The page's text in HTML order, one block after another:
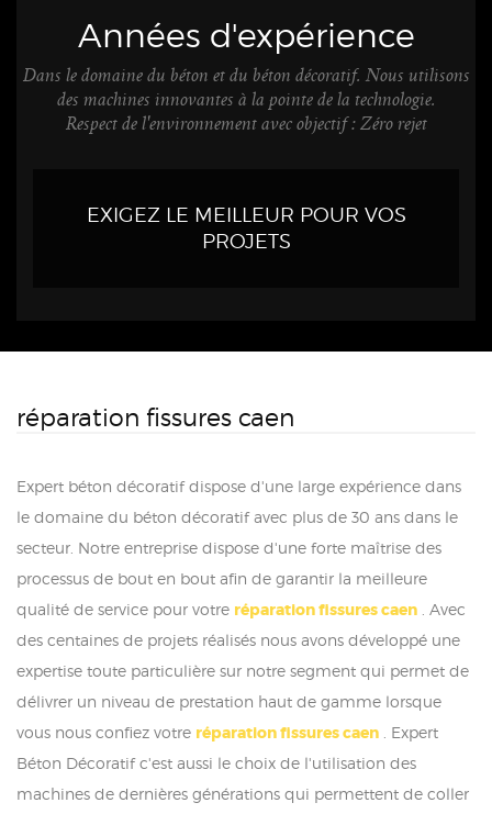
Années d'expérience
Dans le domaine du béton et du béton décoratif. Nous utilisons
des machines innovantes à la pointe de la technologie.
Respect de l'environnement avec objectif : Zéro rejet
EXIGEZ LE MEILLEUR POUR VOS
PROJETS
réparation fissures caen
Expert béton décoratif dispose d'une large expérience dans
le domaine du béton décoratif avec plus de 30 ans dans le
secteur. Notre entreprise dispose d'une forte maîtrise des
processus de bout en bout afin de garantir la meilleure
qualité de service pour votre réparation fissures caen . Avec
des centaines de projets réalisés nous avons développé une
expertise toute particulière sur notre segment qui permet de
délivrer un niveau de prestation haut de gamme lorsque
vous nous confiez votre réparation fissures caen . Expert
Béton Décoratif c'est aussi le choix de l'utilisation des
machines de dernières générations qui permettent de coller